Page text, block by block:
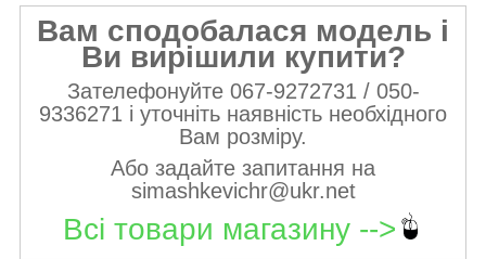
Вам сподобалася модель і
Ви вирішили купити?
Зателефонуйте 067-9272731 / 050-
9336271 і уточніть наявність необхідного
Вам розміру.
Або задайте запитання на
simashkevichr@ukr.net
Всі товари магазину -->